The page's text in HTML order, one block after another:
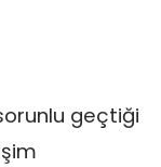
geçtiği